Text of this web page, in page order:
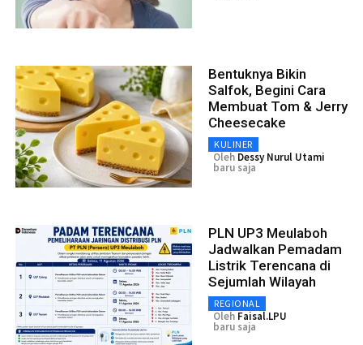
Bentuknya Bikin
Salfok, Begini Cara
Membuat Tom & Jerry
Cheesecake
KULINER
Oleh Dessy Nurul Utami
baru saja
PLN UP3 Meulaboh
Jadwalkan Pemadam
Listrik Terencana di
Sejumlah Wilayah
REGIONAL
Oleh Faisal.LPU
baru saja